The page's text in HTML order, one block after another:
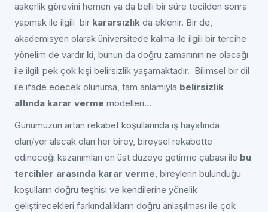
askerlik görevini hemen ya da belli bir süre tecilden sonra
yapmak ile ilgili bir kararsızlık da eklenir. Bir de,
akademisyen olarak üniversitede kalma ile ilgili bir tercihe
yönelim de vardır ki, bunun da doğru zamanının ne olacağı
ile ilgili pek çok kişi belirsizlik yaşamaktadır. Bilimsel bir dil
ile ifade edecek olunursa, tam anlamıyla belirsizlik
altında karar verme modelleri…
Günümüzün artan rekabet koşullarında iş hayatında
olan/yer alacak olan her birey, bireysel rekabette
edineceği kazanımları en üst düzeye getirme çabası ile bu
tercihler arasında karar verme, bireylerin bulunduğu
koşulların doğru teşhisi ve kendilerine yönelik
geliştirecekleri farkındalıkların doğru anlaşılması ile çok